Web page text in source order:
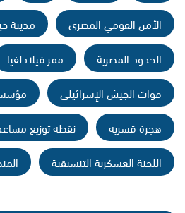
الأمن القومي المصري
مدينة
الحدود المصرية
ممر فيلادلفيا
قوات الجيش الإسرائيلي
هجرة قسرية
نقطة توزيع
اللجنة العسكرية التنسيقية